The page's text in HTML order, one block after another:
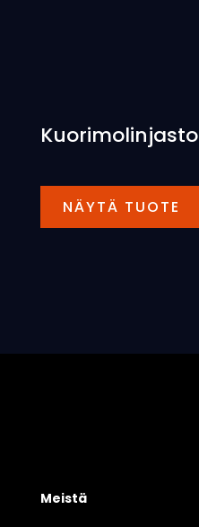
Kuorimolinjasto
NÄYTÄ TUOTE
Meistä